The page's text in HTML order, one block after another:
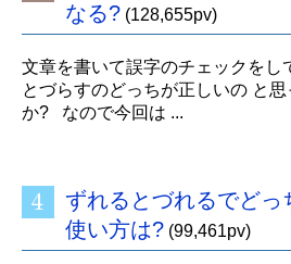
なる? (128,655pv)
文章を書いて誤字のチェックを
とづらすのどっちが正しいの と
か? なので今回は ...
ずれるとづれるでどっ
使い方は? (99,461pv)